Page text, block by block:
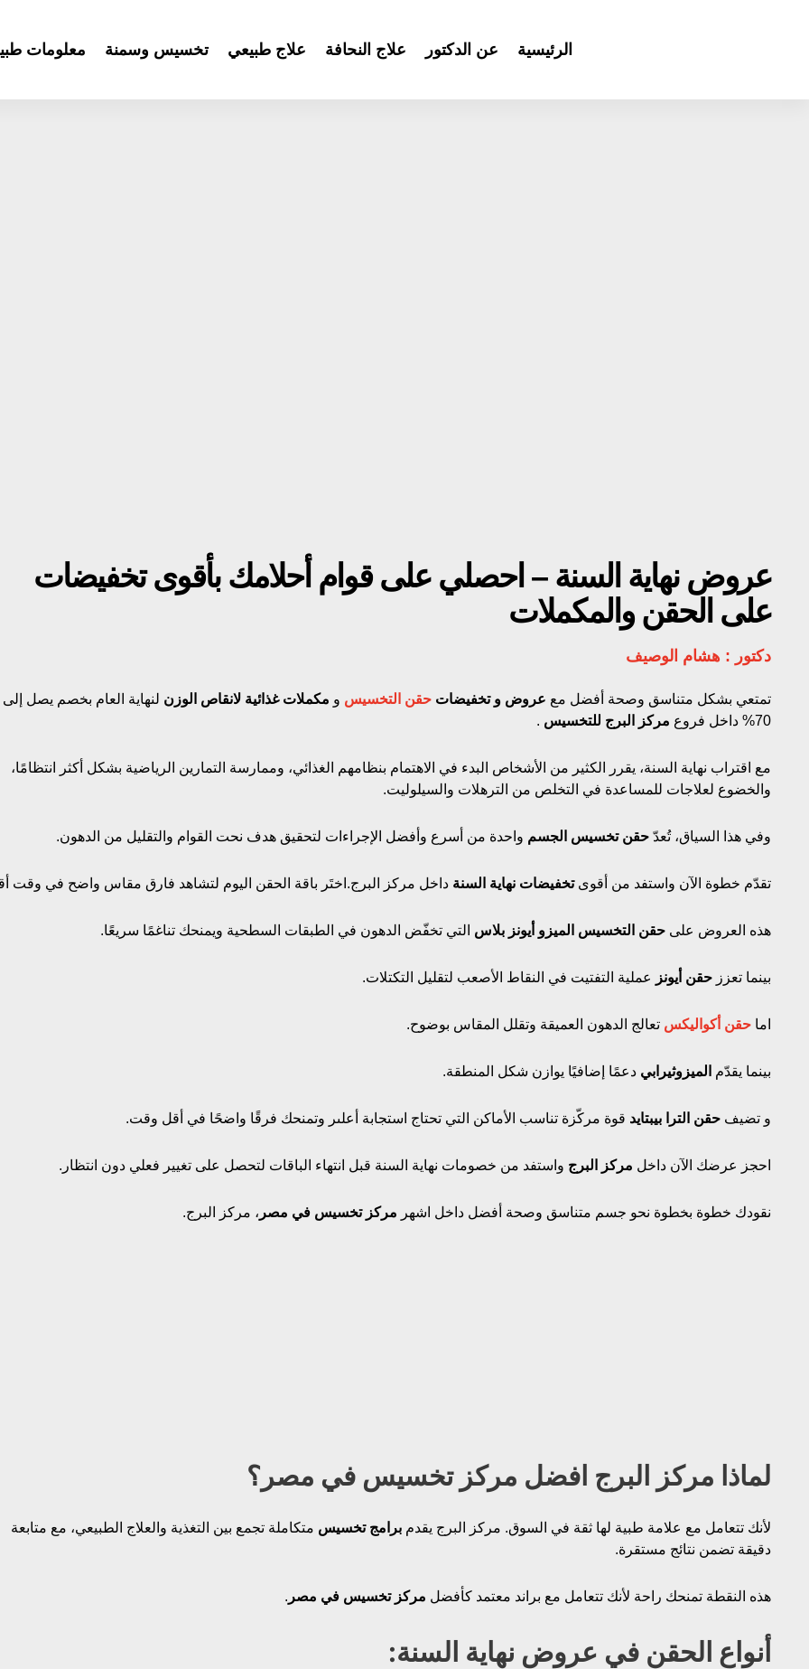
الرئيسية عن الدكتور علاج النحافة علاج طبيعي تخسيس وسمنة معلومات
عروض نهاية السنة – احصلي على قوام أحلامك بأقوى تخفيضات
على الحقن والمكملات
دكتور : هشام الوصيف
تمتعي بشكل متناسق وصحة أفضل مع عروض و تخفيضات حقن التخسيس و مكملات غذائية لانقاص الوزن لنهاية العام بخصم يصل إلى
70% داخل فروع
مركز البرج للتخسيس .
مع اقتراب نهاية السنة، يقرر الكثير من الأشخاص البدء في الاهتمام بنظامهم الغذائي، وممارسة التمارين الرياضية بشكل أكثر انتظامًا،
والخضوع لعلاجات للمساعدة في التخلص من الترهلات والسيلوليت.
وفي هذا السياق، تُعدّ حقن تخسيس الجسم واحدة من أسرع وأفضل الإجراءات لتحقيق هدف نحت القوام والتقليل من الدهون.
تقدّم خطوة الآن واستفد من أقوىتخفيضات نهاية السنة داخل مركز البرج. اختَر باقة الحقن اليوم لتشاهد فارق مقاس واضح في وقت
هذه العروض على حقن التخسيس الميزو أيونز بلاس التي تخفّض الدهون في الطبقات السطحية ويمنحك تناغمًا سريعًا.
بينما تعزز حقن أيونز عملية التفتيت في النقاط الأصعب لتقليل التكتلات.
اما حقن أكواليكس تعالج الدهون العميقة وتقلل المقاس بوضوح.
بينما يقدّم الميزوثيرابي دعمًا إضافيًا يوازن شكل المنطقة.
و تضيف حقن الترا بيبتايد قوة مركّزة تناسب الأماكن التي تحتاج استجابة أعلىر وتمنحك فرقًا واضحًا في أقل وقت.
احجز عرضك الآن داخل مركز البرج واستفد من خصومات نهاية السنة قبل انتهاء الباقات لتحصل على تغيير فعلي دون انتظار.
نقودك خطوة بخطوة نحو جسم متناسق وصحة أفضل داخل اشهر مركز تخسيس في مصر ، مركز البرج.
لماذا مركز البرج افضل مركز تخسيس في مصر؟
لأنك تتعامل مع علامة طبية لها ثقة في السوق. مركز البرج يقدم برامج تخسيس متكاملة تجمع بين التغذية والعلاج الطبيعي، مع متابعة
دقيقة تضمن نتائج مستقرة.
هذه النقطة تمنحك راحة لأنك تتعامل مع براند معتمد كأفضل مركز تخسيس في مصر .
أنواع الحقن في عروض نهاية السنة: